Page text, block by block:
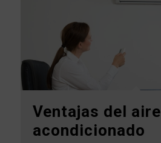
Ventajas del aire
acondicionado